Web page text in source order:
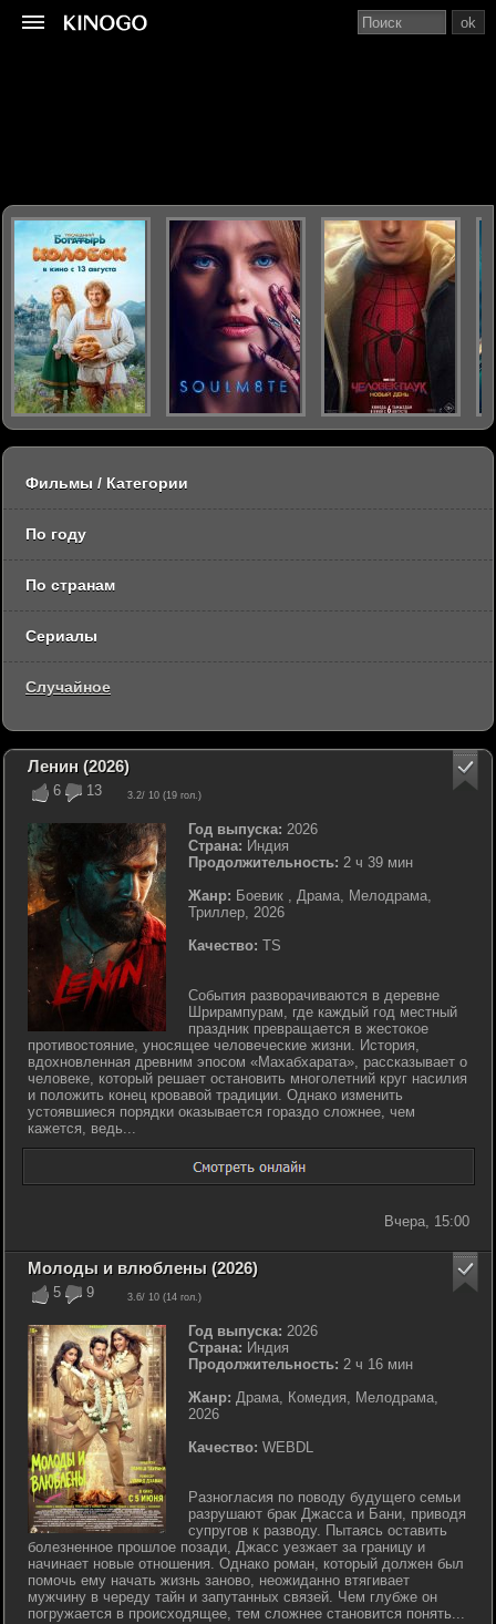
6 13 3.2/ 10 (19 гол.)
Ленин (2026)
Год выпуска: 2026
Страна: Индия
Продолжительность: 2 ч 39 мин
Жанр: Боевик , Драма, Мелодрама,
Триллер, 2026
Качество: TS
События разворачиваются в деревне
Шрирампурам, где каждый год местный
праздник превращается в жестокое
противостояние, уносящее человеческие жизни. История,
вдохновленная древним эпосом «Махабхарата», рассказывает о
человеке, который решает остановить многолетний круг насилия
и положить конец кровавой традиции. Однако изменить
устоявшиеся порядки оказывается гораздо сложнее, чем
кажется, ведь...
Вчера, 15:00
5 9 3.6/ 10 (14 гол.)
Молоды и влюблены (2026)
Год выпуска: 2026
Страна: Индия
Продолжительность: 2 ч 16 мин
Жанр: Драма, Комедия, Мелодрама,
2026
Качество: WEBDL
Разногласия по поводу будущего семьи
разрушают брак Джасса и Бани, приводя
супругов к разводу. Пытаясь оставить
болезненное прошлое позади, Джасс уезжает за границу и
начинает новые отношения. Однако роман, который должен был
помочь ему начать жизнь заново, неожиданно втягивает
мужчину в череду тайн и запутанных связей. Чем глубже он
погружается в происходящее, тем сложнее становится понять...
ok
Фильмы / Категории
По году
По странам
Сериалы
Случайное